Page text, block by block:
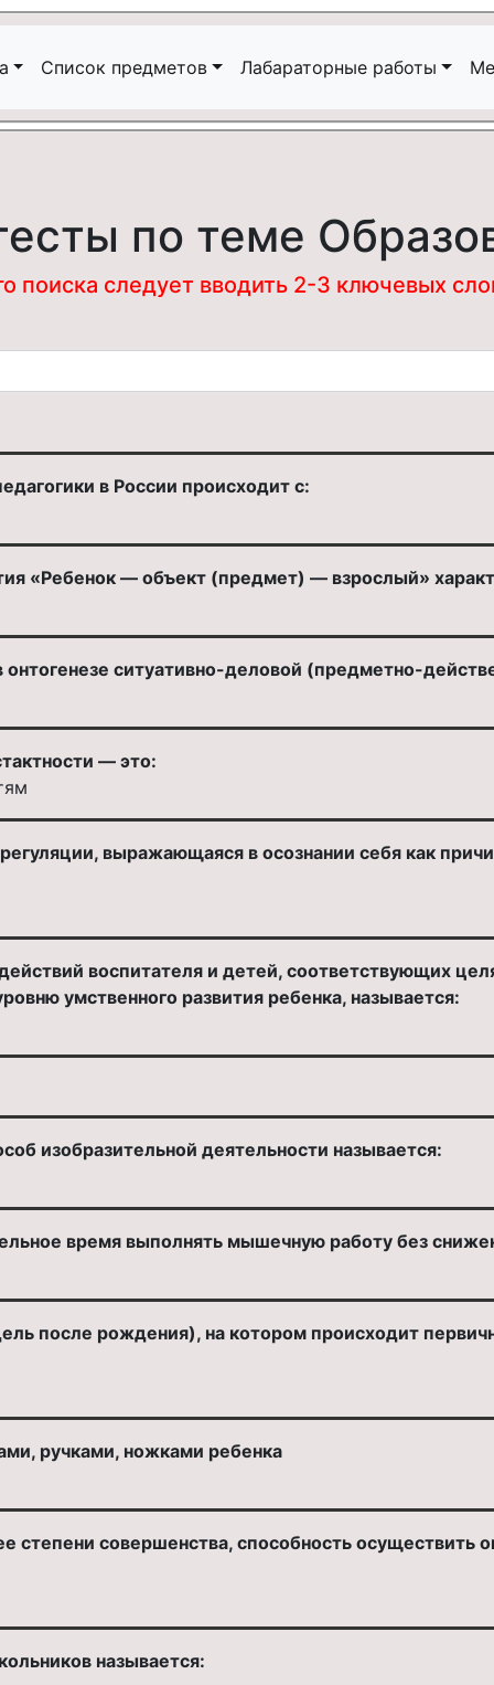
Список предметов Лабараторные работы
по теме
поиска следует вводить 2-3 ключевых
в России происходит с:
«Ребенок — объект (предмет) — взрослый»
онтогенезе ситуативно-деловой (предметно-
— это:
выражающаяся в осознании себя как
воспитателя и детей, соответствующих
умственного развития ребенка, называется:
изобразительной деятельности называется:
время выполнять мышечную работу без
после рождения), на котором происходит
ручками, ножками ребенка
степени совершенства, способность
называется: